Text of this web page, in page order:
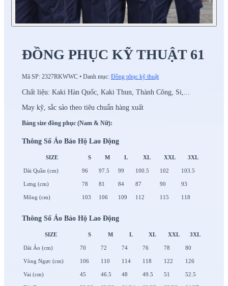
ĐỒNG PHỤC KỸ THUẬT 61
Mã SP: 2327RKWWC • Danh mục: Đồng phục kỹ thuật
Chất liệu: Kaki Hàn Quốc, Kaki Thun, Thành Công, Si,...
May kỹ, sắc sảo theo tiêu chuẩn hàng xuất
Bảng size đồng phục (Nam & Nữ):
Thông Số Áo Bảo Hộ Lao Động
SIZE S M L XL XXL 3XL
Dài Quần (cm) 96 97.5 99 100.5 102 103.5
Lưng (cm) 78 81 84 87 90 93
Mông (cm) 103 106 109 112 115 118
Thông Số Áo Bảo Hộ Lao Động
SIZE S M L XL XXL 3XL
Dài Áo (cm) 70 72 74 76 78 80
Vòng Ngực (cm) 106 110 114 118 122 126
Vai (cm) 45 46.5 48 49.5 51 52.5